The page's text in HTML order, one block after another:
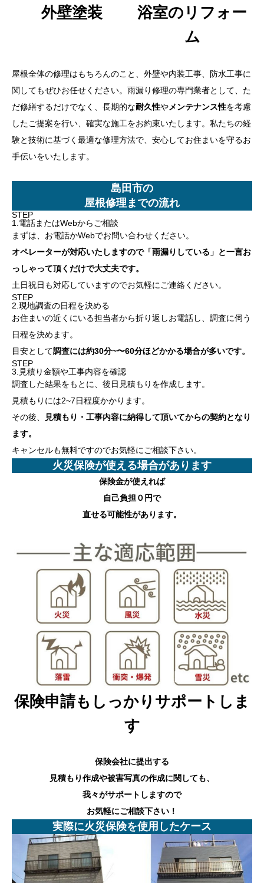
外壁塗装
浴室のリフォー
ム
屋根全体の修理はもちろんのこと、外壁や内装工事、防水工事に
関してもぜひお任せください。雨漏り修理の専門業者として、た
だ修繕するだけでなく、長期的な耐久性やメンテナンス性を考慮
したご提案を行い、確実な施工をお約束いたします。私たちの経
験と技術に基づく最適な修理方法で、安心してお住まいを守るお
手伝いをいたします。
島田市の
屋根修理までの流れ
STEP
1.電話またはWebからご相談
まずは、お電話かWebでお問い合わせください。
オペレーターが対応いたしますので「雨漏りしている」と一言お
っしゃって頂くだけで大丈夫です。
土日祝日も対応していますのでお気軽にご連絡ください。
STEP
2.現地調査の日程を決める
お住まいの近くにいる担当者から折り返しお電話し、調査に伺う
日程を決めます。
目安として調査には約30分~〜60分ほどかかる場合が多いです。
STEP
3.見積り金額や工事内容を確認
調査した結果をもとに、後日見積もりを作成します。
見積もりには2~7日程度かかります。
その後、
見積もり・工事内容に納得して頂いてからの契約となり
ます。
キャンセルも無料ですのでお気軽にご相談下さい。
火災保険が使える場合があります
保険金が使えれば
自己負担０円で
直せる可能性があります。
保険申請もしっかりサポートしま
す
保険会社に提出する
見積もり作成や被害写真の作成に関しても、
我々がサポートしますので
お気軽にご相談下さい！
実際に火災保険を使用したケース